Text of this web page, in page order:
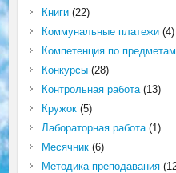
Книги(22)
Коммунальные платежи(4)
Компетенция по предметам
Конкурсы(28)
Контрольная работа(13)
Кружок(5)
Лабораторная работа(1)
Месячник(6)
Методика преподавания